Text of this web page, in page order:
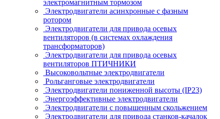
электромагнитным тормозом
Электродвигатели асинхронные с фазным
ротором
Электродвигатели для привода осевых
вентиляторов (в системах охлаждения
трансформаторов)
Электродвигатели для привода осевых
вентиляторов ПТИЧНИКИ
Высоковольтные электродвигатели
Рольганговые электродвигатели
Электродвигатели пониженной высоты (IP23)
Энергоэффективные электродвигатели
Электродвигатели с повышенным скольжением
Электродвигатели для привода станков-качалок